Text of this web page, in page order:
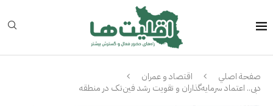
صفحة اصلي
اقتصاد و عمران
دبی.. اعتماد سرمایه‌گذاران و تقویت رشد فین‌تک در منطقه